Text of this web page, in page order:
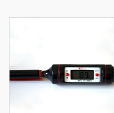
درجة الحرارة للتطبيقات